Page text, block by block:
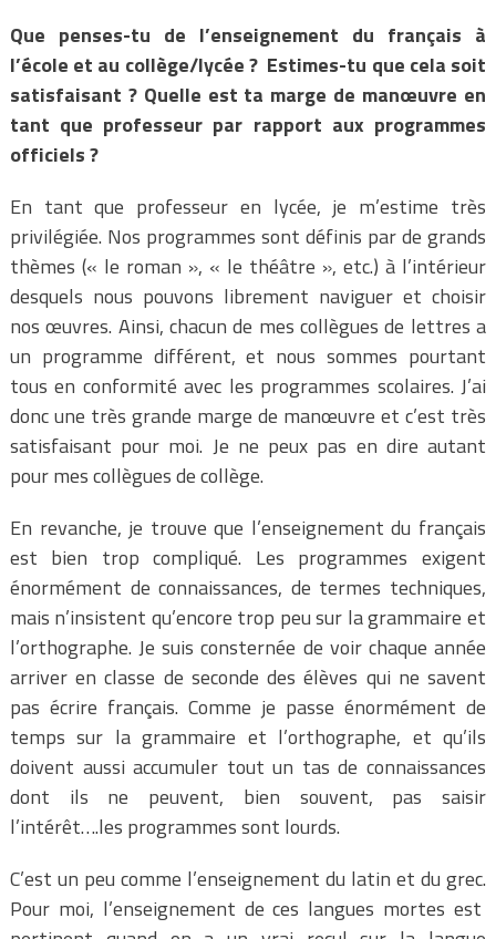
Que penses-tu de l’enseignement du français à
l’école et au collège/lycée ? Estimes-tu que cela soit
satisfaisant ? Quelle est ta marge de manœuvre en
tant que professeur par rapport aux programmes
officiels ?
En tant que professeur en lycée, je m’estime très
privilégiée. Nos programmes sont définis par de grands
thèmes (« le roman », « le théâtre », etc.) à l’intérieur
desquels nous pouvons librement naviguer et choisir
nos œuvres. Ainsi, chacun de mes collègues de lettres a
un programme différent, et nous sommes pourtant
tous en conformité avec les programmes scolaires. J’ai
donc une très grande marge de manœuvre et c’est très
satisfaisant pour moi. Je ne peux pas en dire autant
pour mes collègues de collège.
En revanche, je trouve que l’enseignement du français
est bien trop compliqué. Les programmes exigent
énormément de connaissances, de termes techniques,
mais n’insistent qu’encore trop peu sur la grammaire et
l’orthographe. Je suis consternée de voir chaque année
arriver en classe de seconde des élèves qui ne savent
pas écrire français. Comme je passe énormément de
temps sur la grammaire et l’orthographe, et qu’ils
doivent aussi accumuler tout un tas de connaissances
dont ils ne peuvent, bien souvent, pas saisir
l’intérêt….les programmes sont lourds.
C’est un peu comme l’enseignement du latin et du grec.
Pour moi, l’enseignement de ces langues mortes est